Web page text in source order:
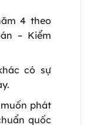
4 theo
– Kiểm
có sự
phát
quốc